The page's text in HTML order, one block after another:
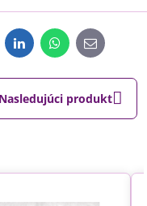
LinkedInWhatsApp
E-
mail
Nasledujúci produkt